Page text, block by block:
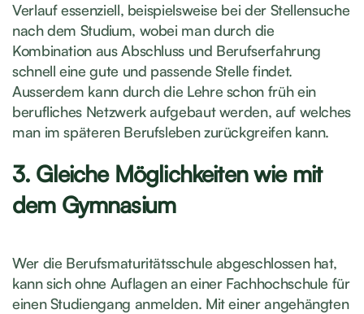
Verlauf essenziell, beispielsweise bei der Stellensuche
nach dem Studium, wobei man durch die
Kombination aus Abschluss und Berufserfahrung
schnell eine gute und passende Stelle findet.
Ausserdem kann durch die Lehre schon früh ein
berufliches Netzwerk aufgebaut werden, auf welches
man im späteren Berufsleben zurückgreifen kann.
3. Gleiche Möglichkeiten wie mit
dem Gymnasium
Wer die Berufsmaturitätsschule abgeschlossen hat,
kann sich ohne Auflagen an einer Fachhochschule für
einen Studiengang anmelden. Mit einer angehängten